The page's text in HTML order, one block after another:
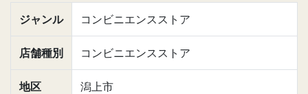
ジャンル コンビニエンスストア
店舗種別 コンビニエンスストア
地区 潟上市